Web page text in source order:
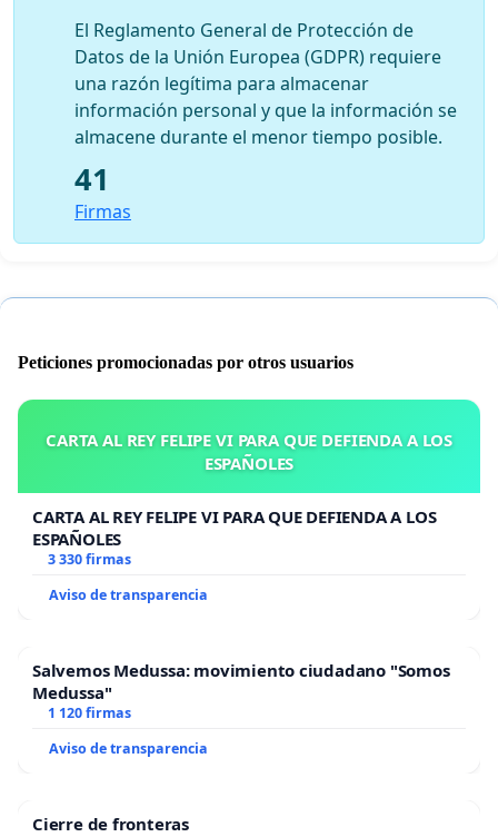
El Reglamento General de Protección de
Datos de la Unión Europea (GDPR) requiere
una razón legítima para almacenar
información personal y que la información se
almacene durante el menor tiempo posible.
41
Firmas
Peticiones promocionadas por otros usuarios
CARTA AL REY FELIPE VI PARA QUE DEFIENDA A LOS
ESPAÑOLES
CARTA AL REY FELIPE VI PARA QUE DEFIENDA A LOS
ESPAÑOLES
3 330 firmas
Aviso de transparencia
Salvemos Medussa: movimiento ciudadano "Somos
Medussa"
1 120 firmas
Aviso de transparencia
Cierre de fronteras